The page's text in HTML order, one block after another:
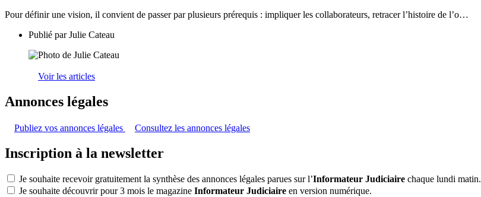
Pour définir une vision, il convient de passer par plusieurs prérequis : impliquer les collaborateurs, retracer l’histoire de l’o…
Publié parJulie Cateau
Voir les articles
Annonces légales
Publiez vos annonces légales Consultez les annonces légales
Inscription à la newsletter
Je souhaite recevoir gratuitement la synthèse des annonces légales parues sur l’Informateur Judiciaire chaque lundi matin.
Je souhaite découvrir pour 3 mois le magazine Informateur Judiciaire en version numérique.